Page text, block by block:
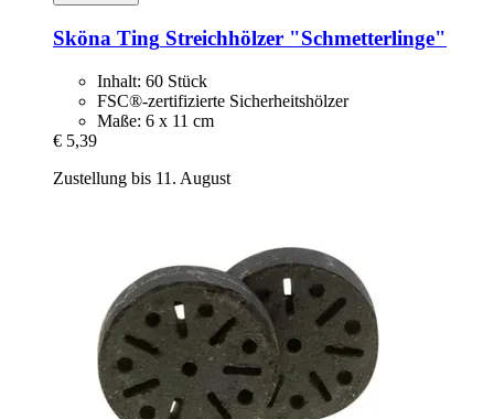
Sköna Ting Streichhölzer "Schmetterlinge"
Inhalt: 60 Stück
FSC®-zertifizierte Sicherheitshölzer
Maße: 6 x 11 cm
€ 5,39
Zustellung bis 11. August